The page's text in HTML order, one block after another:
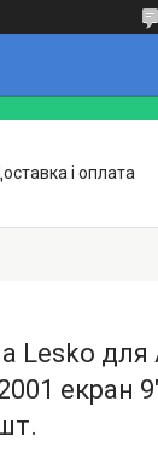
і оплата
Telegram
Lesko для
екран